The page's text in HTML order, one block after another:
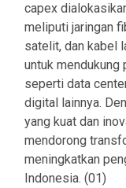
capex
meliputi jaringan
satelit, dan kabel
untuk mendukung
seperti data
digital lainnya.
yang kuat dan
mendorong
meningkatkan
Indonesia. (01)